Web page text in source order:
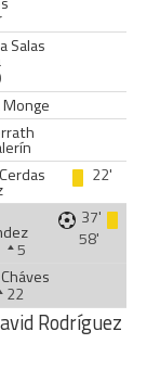
Salas
Monge
22'
5
37'
58'
22
Rodríguez